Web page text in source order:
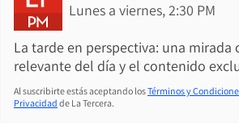
Lunes a viernes, 2:30 PM
La tarde en perspectiva: una mirada
relevante del día y el contenido
Al suscribirte estás aceptando losTérminos y
Privacidad de La Tercera.